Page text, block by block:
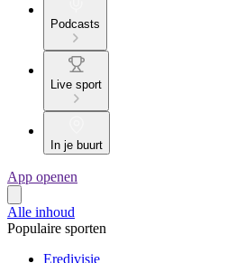
Podcasts
Live sport
In je buurt
App openen
Alle inhoud
Populaire sporten
Eredivisie